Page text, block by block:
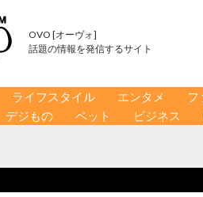
OVO [オーヴォ]
話題の情報を発信するサイト
ライフスタイル エンタメ フ
デジもの ペット ビジネス